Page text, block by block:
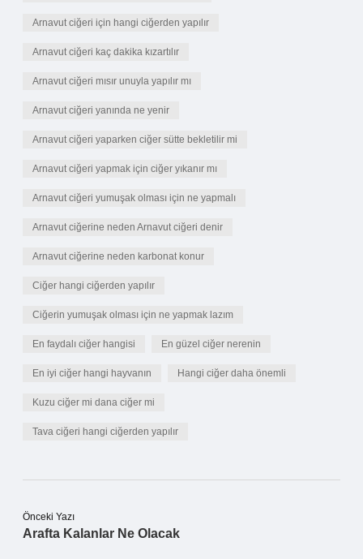
Arnavut ciğeri için hangi ciğerden yapılır
Arnavut ciğeri kaç dakika kızartılır
Arnavut ciğeri mısır unuyla yapılır mı
Arnavut ciğeri yanında ne yenir
Arnavut ciğeri yaparken ciğer sütte bekletilir mi
Arnavut ciğeri yapmak için ciğer yıkanır mı
Arnavut ciğeri yumuşak olması için ne yapmalı
Arnavut ciğerine neden Arnavut ciğeri denir
Arnavut ciğerine neden karbonat konur
Ciğer hangi ciğerden yapılır
Ciğerin yumuşak olması için ne yapmak lazım
En faydalı ciğer hangisi En güzel ciğer nerenin
En iyi ciğer hangi hayvanın Hangi ciğer daha önemli
Kuzu ciğer mi dana ciğer mi
Tava ciğeri hangi ciğerden yapılır
Önceki Yazı
Arafta Kalanlar Ne Olacak